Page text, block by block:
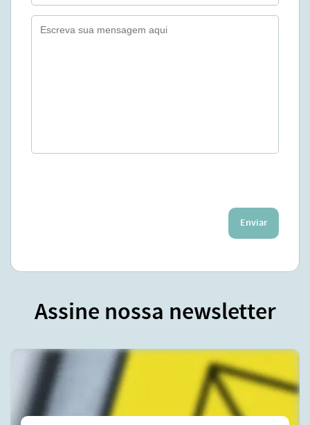
Enviar
Assine nossa newsletter